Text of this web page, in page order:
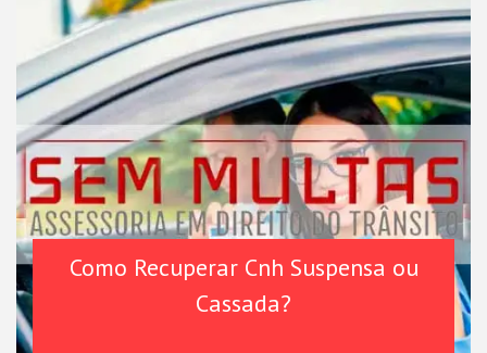
Como Recuperar Cnh Suspensa ou
Cassada?